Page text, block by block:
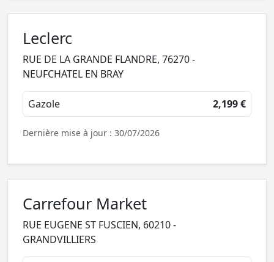
Leclerc
RUE DE LA GRANDE FLANDRE, 76270 -
NEUFCHATEL EN BRAY
Gazole 2,199 €
Dernière mise à jour : 30/07/2026
Carrefour Market
RUE EUGENE ST FUSCIEN, 60210 -
GRANDVILLIERS